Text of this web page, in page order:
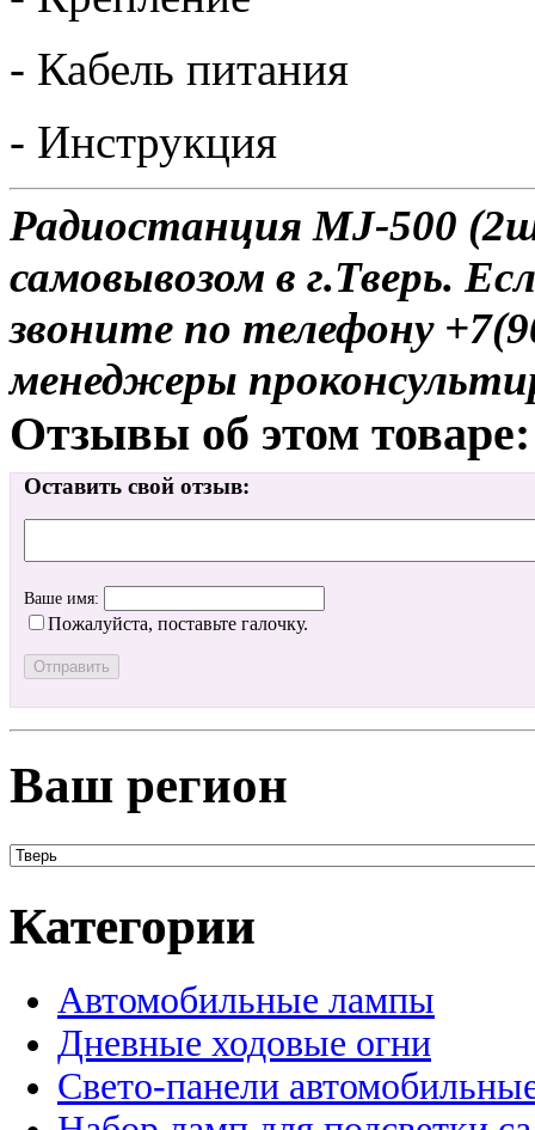
- Кабель питания
- Инструкция
Радиостанция MJ-500
самовывозом в г.Тверь.
звоните по телефону
менеджеры
Отзывы об этом товаре:
Оставить свой отзыв:
Ваше имя:
Пожалуйста, поставьте галочку.
Ваш регион
Категории
Автомобильные лампы
Дневные ходовые огни
Свето-панели